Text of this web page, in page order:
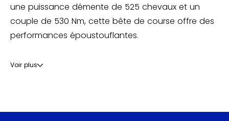
une puissance démente de 525 chevaux et un
couple de 530 Nm, cette bête de course offre des
performances époustouflantes.
Avec sa transmission intégrale Quattro et sa boîte
Voir plus